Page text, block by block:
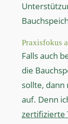
Praxisfokus
Falls auch
die
sollte,
auf. Denn
zertifizierte